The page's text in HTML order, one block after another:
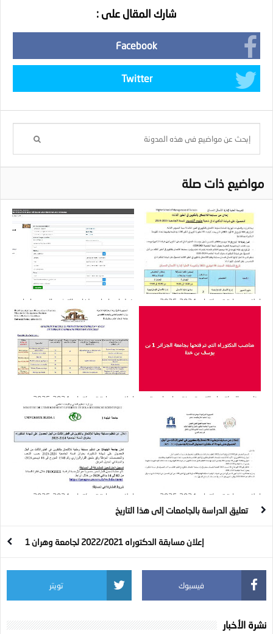
شارك المقال على :
Facebook
Twitter
مواضيع ذات صلة
خطوات إيداع ملفات الترشح بالصور : إيداع
ملفات الترشح لرتبة أستاذ محاضر(أ)
مناصب الدكتوراه التي تم فتحها بجامعة
جامعة سطيف 1
جامعة تبسة
جامعة البليدة 1
تعليق الدراسة بالجامعات إلى هذا التاريخ
إعلان مسابقة الدكتوراه 2022/2021 لجامعة وهران 1
فيسبوك تويتر
نشرة الأخبار